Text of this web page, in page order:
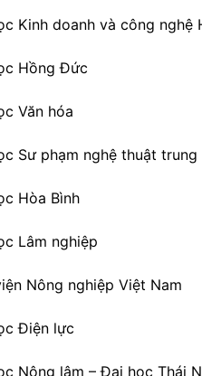
Kinh doanh và công nghệ
Hồng Đức
Văn hóa
Sư phạm nghệ thuật trung
Hòa Bình
Lâm nghiệp
Nông nghiệp Việt Nam
Điện lực
Nông lâm – Đại học Thái